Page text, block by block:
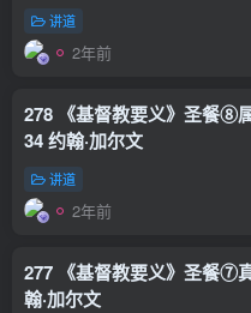
讲道
2年前
278 《基督教要义》圣餐⑧
34 约翰·加尔文
讲道
2年前
277 《基督教要义》圣餐⑦
翰·加尔文